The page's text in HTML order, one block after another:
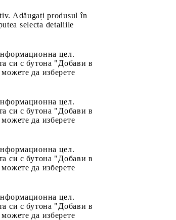
Adăugați produsul în
selecta detaliile
цел.
си с бутона "Добави в
да изберете
цел.
си с бутона "Добави в
да изберете
цел.
си с бутона "Добави в
да изберете
цел.
си с бутона "Добави в
да изберете